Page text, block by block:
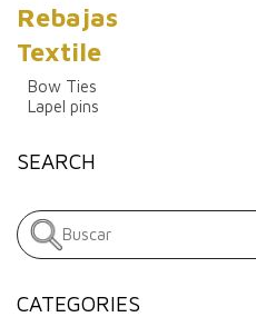
Rebajas
Textile
Bow Ties
Lapel pins
SEARCH
CATEGORIES